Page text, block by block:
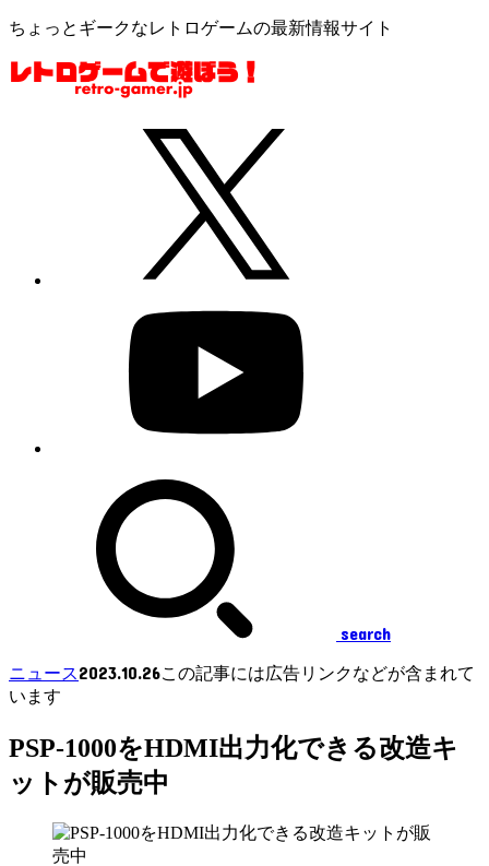
ちょっとギークなレトロゲームの最新情報サイト
search
ニュース2023.10.26この記事には広告リンクなどが含まれて
います
PSP-1000をHDMI出力化できる改造キ
ットが販売中